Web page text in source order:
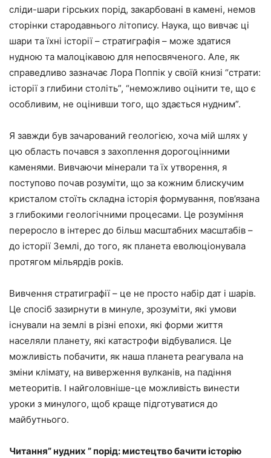
сліди-шари гірських порід, закарбовані в камені, немов
сторінки стародавнього літопису. Наука, що вивчає ці
шари та їхні історії – стратиграфія – може здатися
нудною та малоцікавою для непосвяченого. Але, як
справедливо зазначає Лора Поппік у своїй книзі “страти:
історії з глибини століть”, “неможливо оцінити те, що є
особливим, не оцінивши того, що здається нудним”.
Я завжди був зачарований геологією, хоча мій шлях у
цю область почався з захоплення дорогоцінними
каменями. Вивчаючи мінерали та їх утворення, я
поступово почав розуміти, що за кожним блискучим
кристалом стоїть складна історія формування, пов’язана
з глибокими геологічними процесами. Це розуміння
переросло в інтерес до більш масштабних масштабів –
до історії Землі, до того, як планета еволюціонувала
протягом мільярдів років.
Вивчення стратиграфії – це не просто набір дат і шарів.
Це спосіб зазирнути в минуле, зрозуміти, які умови
існували на землі в різні епохи, які форми життя
населяли планету, які катастрофи відбувалися. Це
можливість побачити, як наша планета реагувала на
зміни клімату, на виверження вулканів, на падіння
метеоритів. І найголовніше-це можливість винести
уроки з минулого, щоб краще підготуватися до
майбутнього.
Читання” нудних ” порід: мистецтво бачити історію